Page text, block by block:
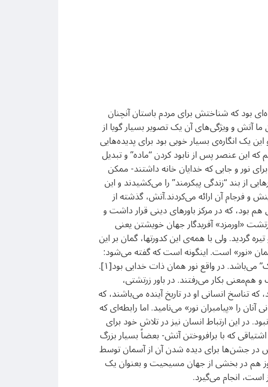
بود که شناختش برای مردم باستان آنچنان
آتش و ویژگی‌های آن یک تصویر بسیار گویا از
یک انگاره‌ی بسیار خوبی بود برای پدیده‌هایی
این عنصر پس از نابود کردن “ماده” و تبدیل
نور و جایی که خدایان خانه داشتند- ممکن
از بند “زندگی پیکرمند” را می‌کشیدند و این
و فرجام آن ارائه می‌کردند.آتش، گذشته از
بود، که در مرکز باورهای دینی قرار داشت و
«اورمزد» آفریدگار جهان خویشتن یعنی
گردید. ولی با همه‌ی این کدورتها، گمان بر این
همان «نور» است. اینگونه است که گفته می‌شود:
پیکر اورمزد از «نور» و سرشت او از «راستی» است و مجموعه‌ی این دو همان “روشنایی پاک” می‌باشد. در واقع نور همان ذات خدایی بود[۱].
هم‌معنی بکار می‌رفتند. در باور زرتشتی،
انسانی او در تاریخ آینده می‌باشند، که
را «پیامبران نور» می‌نامید. اما رابطه‌ای که
در این ارتباط انسان نیز در تلاش خود برای
که با برافروختن آتش‌- بعضاً بسیار بزرگ
در جشن‌ها برای دیده شدن آن از آسمان توسط
برای آنان بود[۲]. این مراسم حتا هنوز هم در بخشی از جهان مسیحیت و بعنوان یک
انجام می‌گیرد.